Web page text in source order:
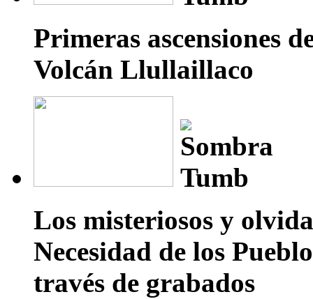
Primeras ascensiones
Volcán Llullaillaco
Los misteriosos y
Necesidad de los
través de grabados